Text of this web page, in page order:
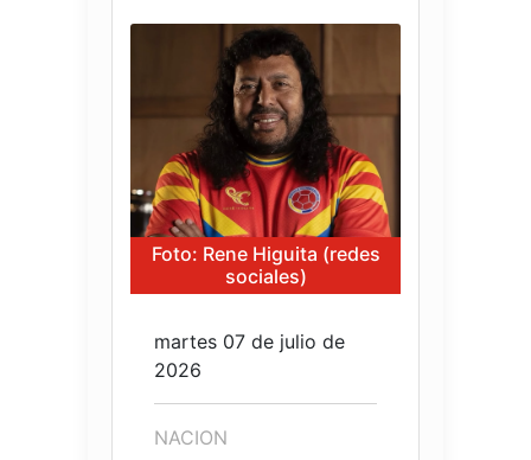
Foto: Rene Higuita (redes
sociales)
martes 07 de julio de
2026
NACION